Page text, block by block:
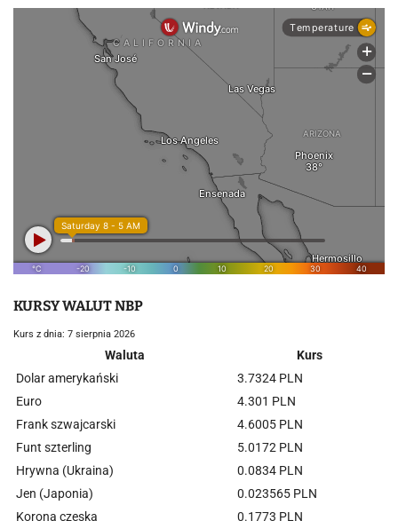
KURSY WALUT NBP
Kurs z dnia: 7 sierpnia 2026
Waluta
Kurs
Dolar amerykański
3.7324 PLN
Euro
4.301 PLN
Frank szwajcarski
4.6005 PLN
Funt szterling
5.0172 PLN
Hrywna (Ukraina)
0.0834 PLN
Jen (Japonia)
0.023565 PLN
Korona czeska
0.1773 PLN